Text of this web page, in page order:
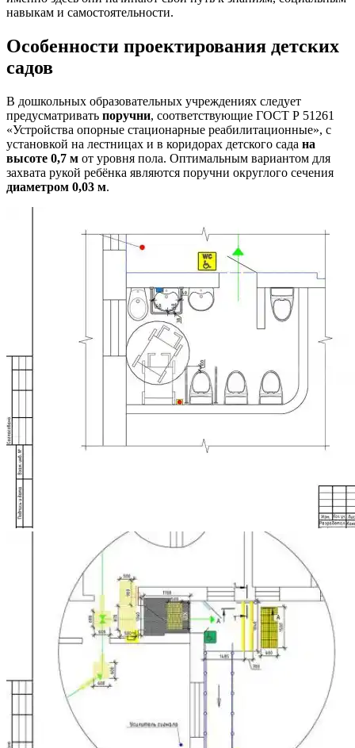
навыкам и самостоятельности.
Особенности проектирования детских
садов
В дошкольных образовательных учреждениях следует
предусматривать поручни, соответствующие ГОСТ Р 51261
«Устройства опорные стационарные реабилитационные», с
установкой на лестницах и в коридорах детского сада на
высоте 0,7 м от уровня пола. Оптимальным вариантом для
захвата рукой ребёнка являются поручни округлого сечения
диаметром 0,03 м.